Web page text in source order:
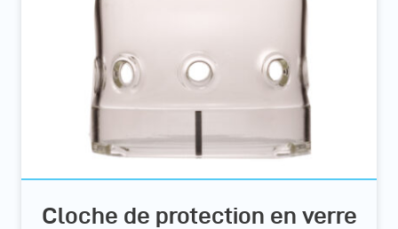
Cloche de protection en verre